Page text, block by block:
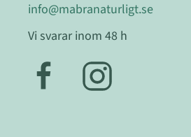
info@mabranaturligt.se
Vi svarar inom 48 h